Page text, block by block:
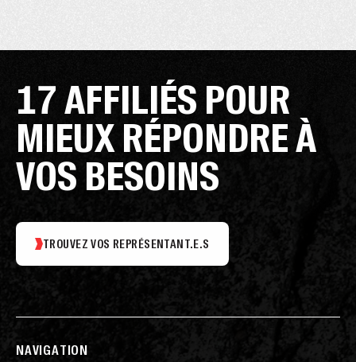
17 AFFILIÉS POUR
MIEUX RÉPONDRE À
VOS BESOINS
TROUVEZ VOS REPRÉSENTANT.E.S
NAVIGATION